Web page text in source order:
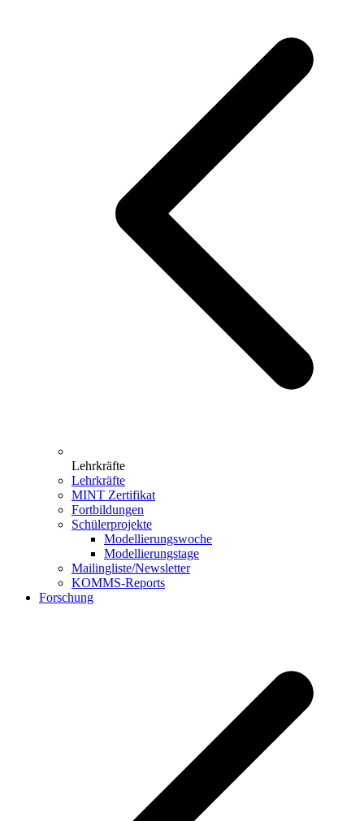
Lehrkräfte
Lehrkräfte
MINT Zertifikat
Fortbildungen
Schülerprojekte
Modellierungswoche
Modellierungstage
Mailingliste/Newsletter
KOMMS-Reports
Forschung